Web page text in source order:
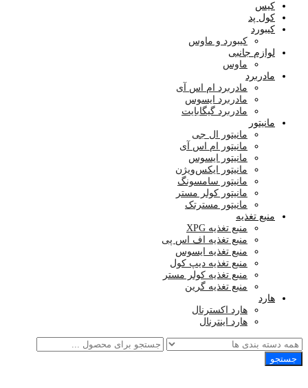
کیس
کول پد
کیبورد
کیبورد و ماوس
لوازم جانبی
ماوس
مادربرد
مادربرد ام اس آی
مادربرد ایسوس
مادربرد گیگابایت
مانیتور
مانیتور ال جی
مانیتور ام اس آی
مانیتور ایسوس
مانیتور ایکس‌ویژن
مانیتور سامسونگ
مانیتور کولر مستر
مانیتور مسترتک
منبع تغذیه
منبع تغذیه XPG
منبع تغذیه اف اس پی
منبع تغذیه ایسوس
منبع تغذیه دیپ کول
منبع تغذیه کولر مستر
منبع تغذیه گرین
هارد
هارد اکسترنال
هارد اینترنال
جستجو